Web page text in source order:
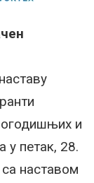
и
у петак, 28.
наставом